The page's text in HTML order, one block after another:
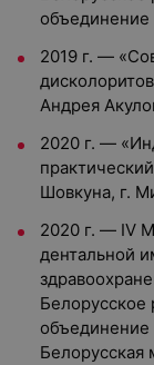
объединение
2019 г. —
Андрея
2020 г. —
Шовкуна, г.
2020 г. — IV
дентальной
Белорусское
объединение
Белорусская